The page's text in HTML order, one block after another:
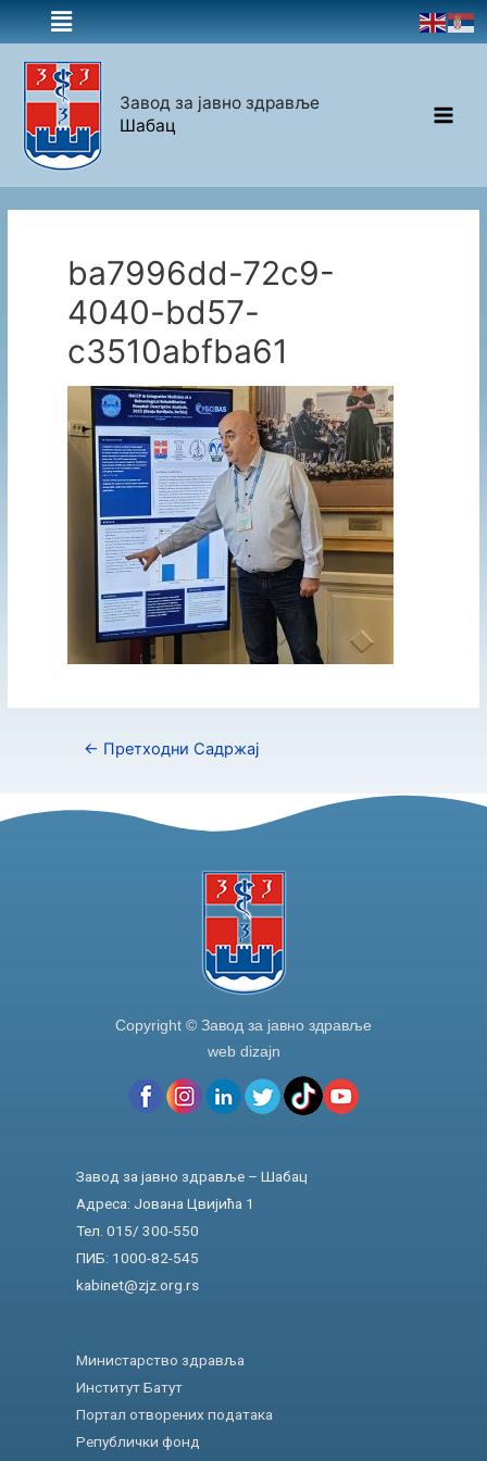
Завод за јавно здравље
Шабац
ba7996dd-72c9-
4040-bd57-
c3510abfba61
← Претходни Садржај
Copyright © Завод за јавно здравље
web dizajn
Завод за јавно здравље – Шабац
Адреса: Јована Цвијића 1
Тел. 015/ 300-550
ПИБ: 1000-82-545
kabinet@zjz.org.rs
Министарство здравља
Институт Батут
Портал отворених података
Републички фонд